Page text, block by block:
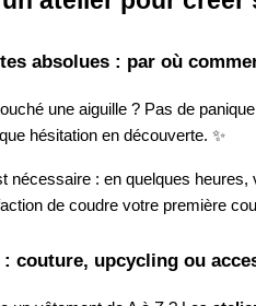
absolues : par où
une aiguille ? Pas de
hésitation en découverte. ✨
nécessaire : en quelques
de coudre votre première
couture, upcycling ou